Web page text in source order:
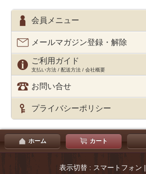
会員メニュー
メールマガジン登録・解除
ご利用ガイド
支払い方法 / 配送方法 / 会社概要
お問い合せ
プライバシーポリシー
ホーム カート
表示切替 : スマートフォン |